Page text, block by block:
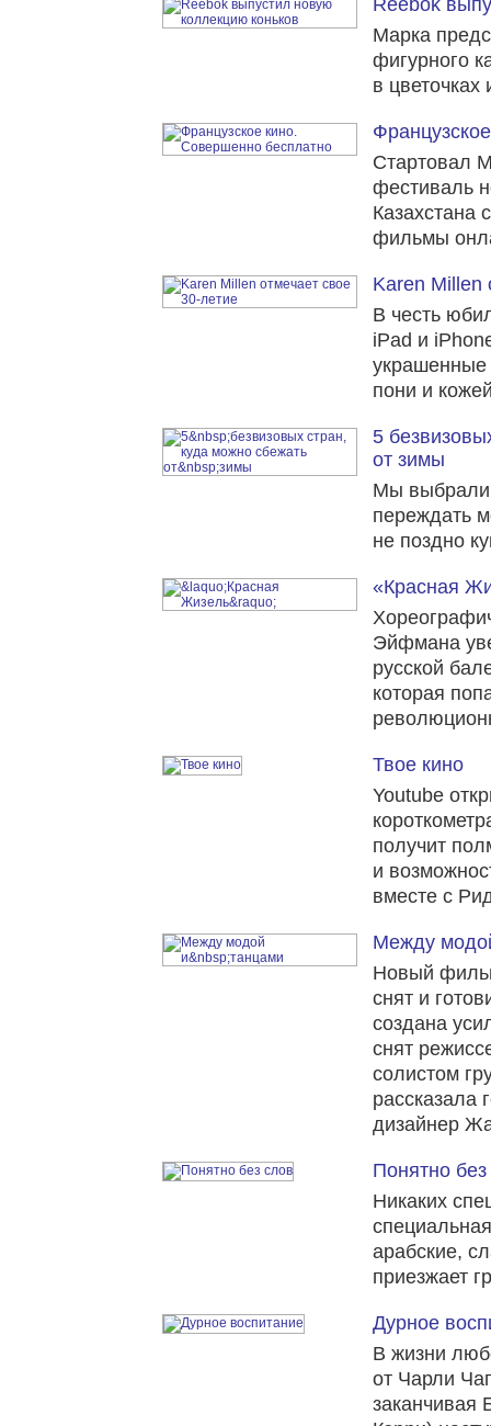
Reebok
Марка
фигурного
в
Стартовал
фестиваль
Казахстана
фильмы
Karen Millen
В честь
iPad и
украшенные
пони и
5
от зимы
Мы выбрали
переждать
не поздно
«Красная
Эйфмана
русской
которая
Твое кино
Youtube
получит
и
вместе с
Между
Новый
снят и
создана
снят
солистом
рассказала
дизайнер
Понятно
Никаких
арабские,
приезжает
Дурное
В жизни
от Чарли